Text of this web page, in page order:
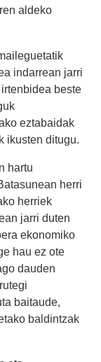
aldeko
indarrean jarri
beste
eztabaidak
ikusten ditugu.
hartu
herri
herriek
jarri duten
ekonomiko
hau ez ote
dauden
baitaude,
baldintzak